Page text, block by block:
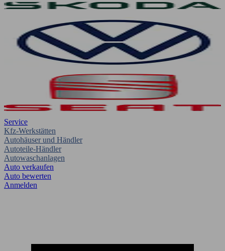
Service
Kfz-Werkstätten
Autohäuser und Händler
Autoteile-Händler
Autowaschanlagen
Auto verkaufen
Auto bewerten
Anmelden